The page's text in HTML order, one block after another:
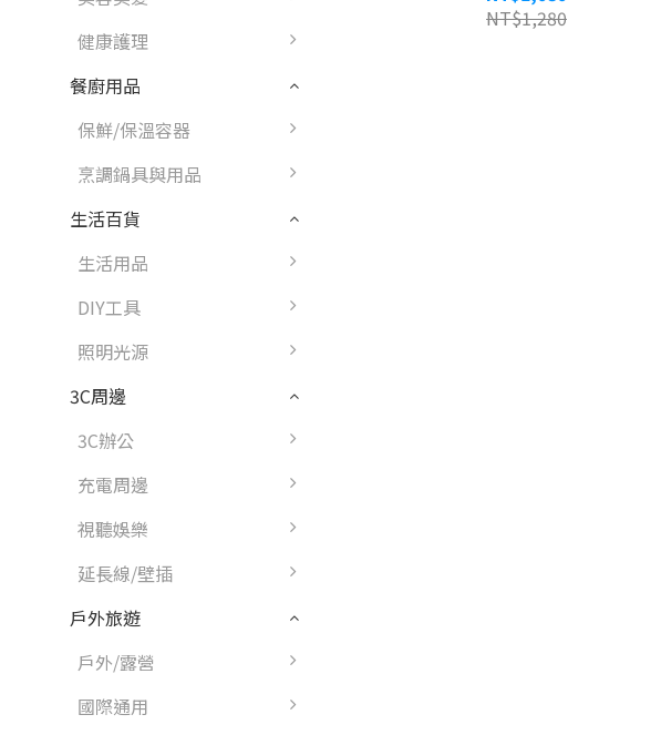
健康護理
餐廚用品
保鮮/保溫容器
烹調鍋具與用品
生活百貨
生活用品
DIY工具
照明光源
3C周邊
3C辦公
充電周邊
視聽娛樂
延長線/壁插
戶外旅遊
戶外/露營
國際通用
NT$1,280